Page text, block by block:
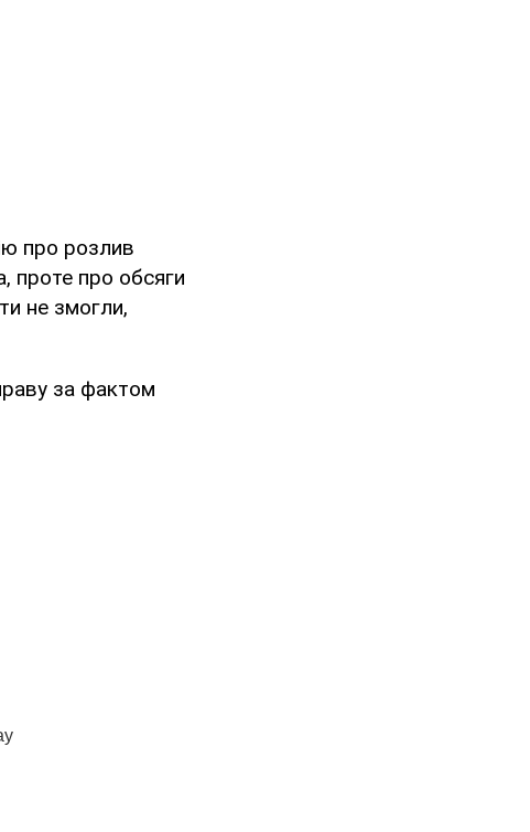
про розлив
проте про обсяги
не змогли,
за фактом